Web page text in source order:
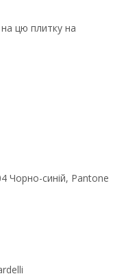
Чорно-синій, Pantone